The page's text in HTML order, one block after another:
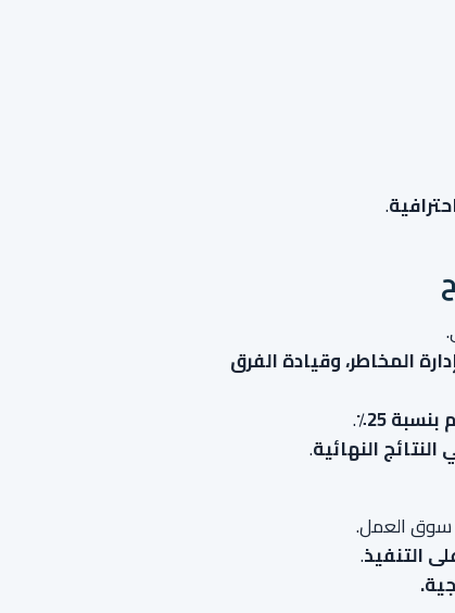
.
المخاطر، وقيادة الفرق
25٪
.
النهائية.
سوق العمل.
التنفيذ.